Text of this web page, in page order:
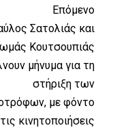
Επόμενο
Σατολιάς και
Κουτσουπιάς
μήνυμα για τη
στήριξη των
με φόντο
τις κινητοποιήσεις